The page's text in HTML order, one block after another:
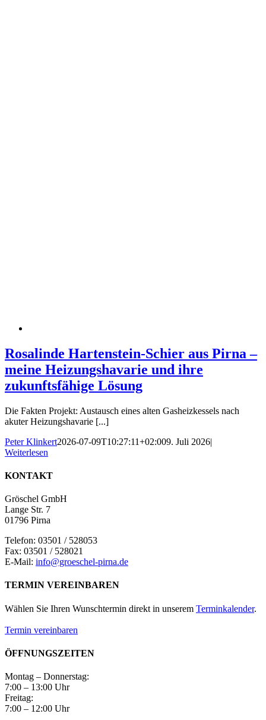
Rosalinde Hartenstein-Schier aus Pirna –
meine Heizungshavarie und ihre
zukunftsfähige Lösung
Die Fakten Projekt: Austausch eines alten Gasheizkessels nach
akuter Heizungshavarie [...]
Peter Klinkert2026-07-09T10:27:11+02:009. Juli 2026|
Weiterlesen
KONTAKT
Gröschel GmbH
Lange Str. 7
01796 Pirna
Telefon: 03501 / 528053
Fax: 03501 / 528021
E-Mail: info@groeschel-pirna.de
TERMIN VEREINBAREN
Wählen Sie Ihren Wunschtermin direkt in unserem Terminkalender.
Termin vereinbaren
ÖFFNUNGSZEITEN
Montag – Donnerstag:
7:00 – 13:00 Uhr
Freitag:
7:00 – 12:00 Uhr